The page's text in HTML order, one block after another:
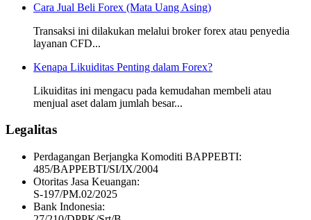
Cara Jual Beli Forex (Mata Uang Asing)
Transaksi ini dilakukan melalui broker forex atau penyedia
layanan CFD...
Kenapa Likuiditas Penting dalam Forex?
Likuiditas ini mengacu pada kemudahan membeli atau
menjual aset dalam jumlah besar...
Legalitas
Perdagangan Berjangka Komoditi BAPPEBTI:
485/BAPPEBTI/SI/IX/2004
Otoritas Jasa Keuangan:
S-197/PM.02/2025
Bank Indonesia: